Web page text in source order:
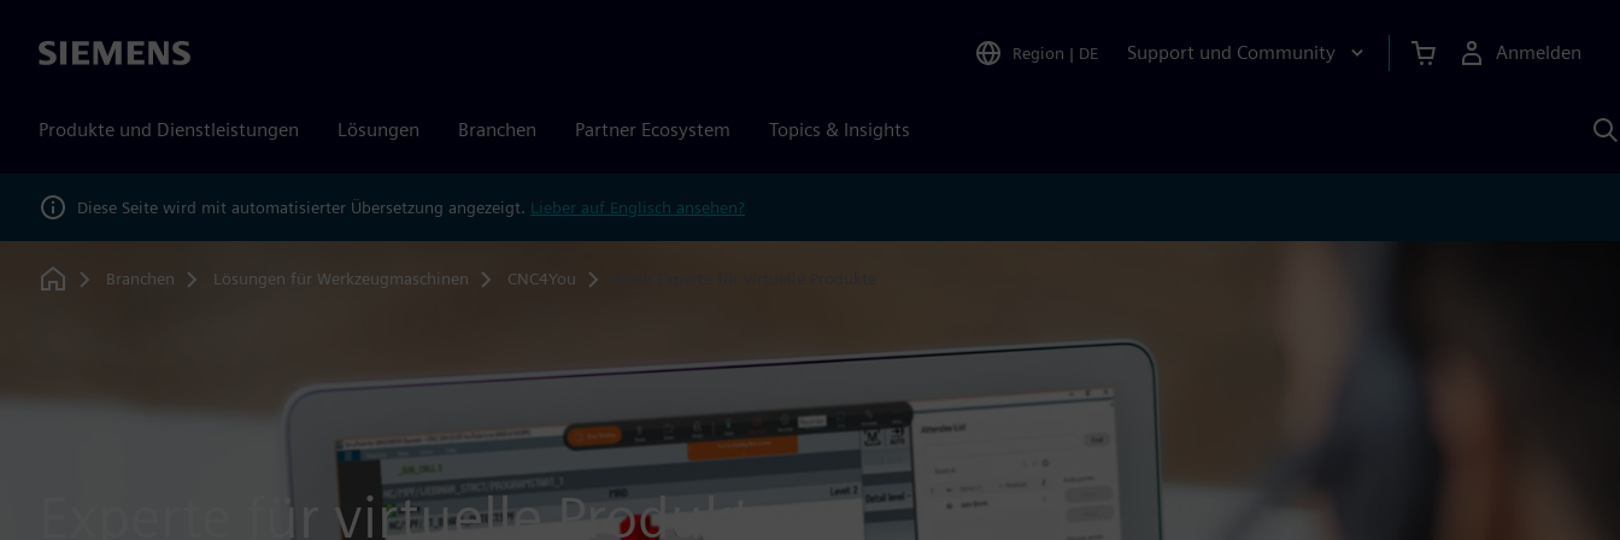
Siemens Region | DE Support und Community Anmelden
Produkte und Dienstleistungen Lösungen Branchen Partner Ecosystem Topics & Insights
KI
Diese Seite wird mit automatisierter Übersetzung angezeigt. Lieber auf Englisch ansehen?
Home
Branchen Lösungen für Werkzeugmaschinen CNC4You
Experte für virtuelle Produkte